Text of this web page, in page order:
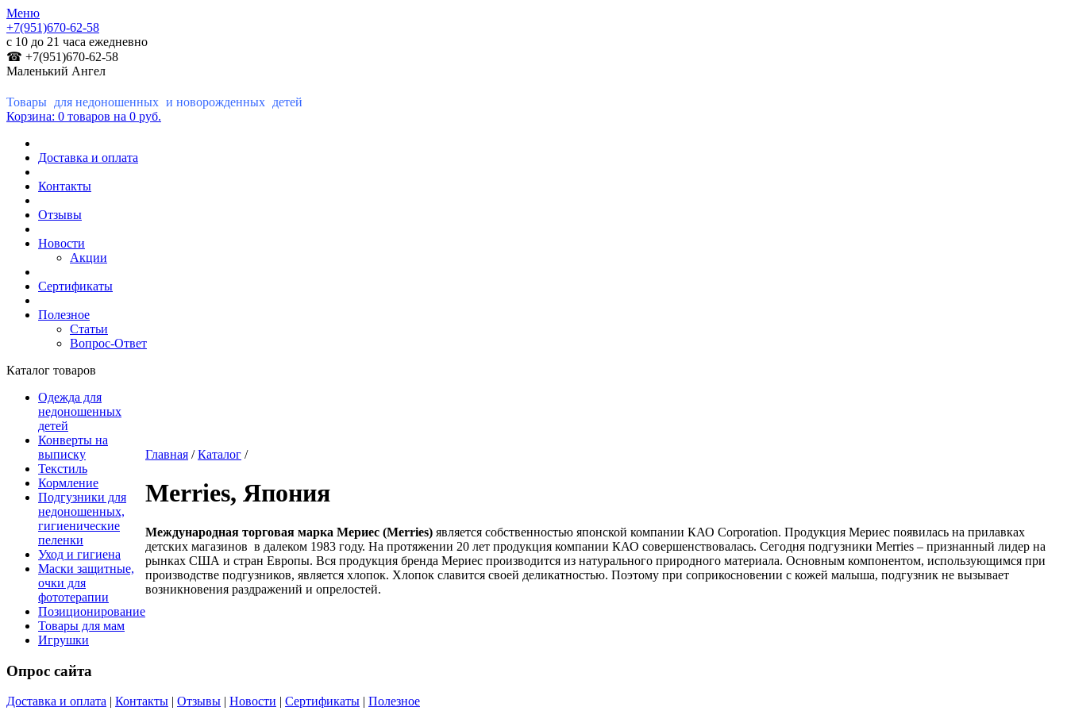
Меню
+7(951)670-62-58
с 10 до 21 часа ежедневно
☎ +7(951)670-62-58
Маленький Ангел
Товары для недоношенных и новорожденных детей
Корзина: 0 товаров на 0 руб.
Доставка и оплата
Контакты
Отзывы
Новости
Акции
Сертификаты
Полезное
Статьи
Вопрос-Ответ
Каталог товаров
Одежда для
недоношенных
детей
Конверты на
выписку
Текстиль
Кормление
Подгузники для
недоношенных,
гигиенические
пеленки
Уход и гигиена
Маски защитные,
очки для
фототерапии
Позиционирование
Товары для мам
Игрушки
Опрос сайта
Главная /Каталог /
Merries, Япония
Международная торговая марка Мериес (Merries) является собственностью японской компании КАО Corporation. Продукция Мериес появилась на прилавках
детских магазинов в далеком 1983 году. На протяжении 20 лет продукция компании КАО совершенствовалась. Сегодня подгузники Merries – признанный лидер на
рынках США и стран Европы. Вся продукция бренда Мериес производится из натурального природного материала. Основным компонентом, использующимся при
производстве подгузников, является хлопок. Хлопок славится своей деликатностью. Поэтому при соприкосновении с кожей малыша, подгузник не вызывает
возникновения раздражений и опрелостей.
Доставка и оплата | Контакты | Отзывы | Новости | Сертификаты | Полезное